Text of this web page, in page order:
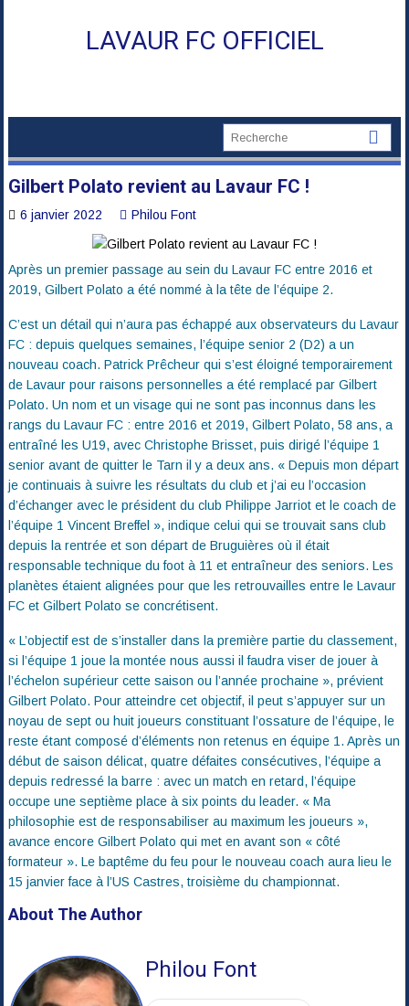
LAVAUR FC OFFICIEL
Gilbert Polato revient au Lavaur FC !
6 janvier 2022 Philou Font
Après un premier passage au sein du Lavaur FC entre 2016 et
2019, Gilbert Polato a été nommé à la tête de l’équipe 2.
C’est un détail qui n’aura pas échappé aux observateurs du Lavaur
FC : depuis quelques semaines, l’équipe senior 2 (D2) a un
nouveau coach. Patrick Prêcheur qui s’est éloigné temporairement
de Lavaur pour raisons personnelles a été remplacé par Gilbert
Polato. Un nom et un visage qui ne sont pas inconnus dans les
rangs du Lavaur FC : entre 2016 et 2019, Gilbert Polato, 58 ans, a
entraîné les U19, avec Christophe Brisset, puis dirigé l’équipe 1
senior avant de quitter le Tarn il y a deux ans. « Depuis mon départ
je continuais à suivre les résultats du club et j’ai eu l’occasion
d’échanger avec le président du club Philippe Jarriot et le coach de
l’équipe 1 Vincent Breffel », indique celui qui se trouvait sans club
depuis la rentrée et son départ de Bruguières où il était
responsable technique du foot à 11 et entraîneur des seniors. Les
planètes étaient alignées pour que les retrouvailles entre le Lavaur
FC et Gilbert Polato se concrétisent.
« L’objectif est de s’installer dans la première partie du classement,
si l’équipe 1 joue la montée nous aussi il faudra viser de jouer à
l’échelon supérieur cette saison ou l’année prochaine », prévient
Gilbert Polato. Pour atteindre cet objectif, il peut s’appuyer sur un
noyau de sept ou huit joueurs constituant l’ossature de l’équipe, le
reste étant composé d’éléments non retenus en équipe 1. Après un
début de saison délicat, quatre défaites consécutives, l’équipe a
depuis redressé la barre : avec un match en retard, l’équipe
occupe une septième place à six points du leader. « Ma
philosophie est de responsabiliser au maximum les joueurs »,
avance encore Gilbert Polato qui met en avant son « côté
formateur ». Le baptême du feu pour le nouveau coach aura lieu le
15 janvier face à l’US Castres, troisième du championnat.
About The Author
Philou Font